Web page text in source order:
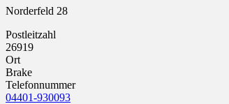
Norderfeld 28
Postleitzahl
26919
Ort
Brake
Telefonnummer
04401-930093